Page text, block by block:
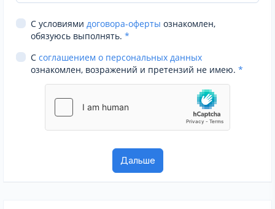
С условиями договора-оферты ознакомлен,
обязуюсь выполнять. *
С соглашением о персональных данных
ознакомлен, возражений и претензий не имею. *